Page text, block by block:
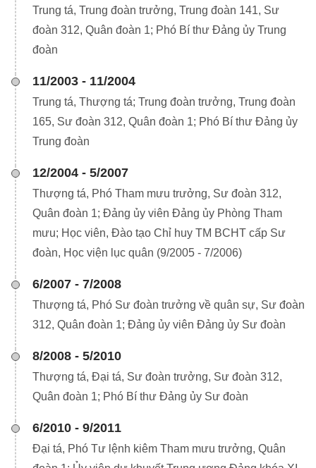
Trung tá, Trung đoàn trưởng, Trung đoàn 141, Sư
đoàn 312, Quân đoàn 1; Phó Bí thư Đảng ủy Trung
đoàn
11/2003 - 11/2004
Trung tá, Thượng tá; Trung đoàn trưởng, Trung đoàn
165, Sư đoàn 312, Quân đoàn 1; Phó Bí thư Đảng ủy
Trung đoàn
12/2004 - 5/2007
Thượng tá, Phó Tham mưu trưởng, Sư đoàn 312,
Quân đoàn 1; Đảng ủy viên Đảng ủy Phòng Tham
mưu; Học viên, Đào tạo Chỉ huy TM BCHT cấp Sư
đoàn, Học viện lục quân (9/2005 - 7/2006)
6/2007 - 7/2008
Thượng tá, Phó Sư đoàn trưởng về quân sự, Sư đoàn
312, Quân đoàn 1; Đảng ủy viên Đảng ủy Sư đoàn
8/2008 - 5/2010
Thượng tá, Đại tá, Sư đoàn trưởng, Sư đoàn 312,
Quân đoàn 1; Phó Bí thư Đảng ủy Sư đoàn
6/2010 - 9/2011
Đại tá, Phó Tư lệnh kiêm Tham mưu trưởng, Quân